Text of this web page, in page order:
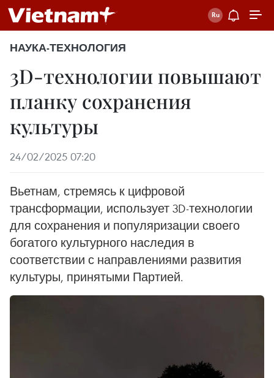
НАУКА-ТЕХНОЛОГИЯ
3D-технологии повышают
планку сохранения
культуры
24/02/2025 07:20
Вьетнам, стремясь к цифровой
трансформации, использует 3D-технологии
для сохранения и популяризации своего
богатого культурного наследия в
соответствии с направлениями развития
культуры, принятыми Партией.